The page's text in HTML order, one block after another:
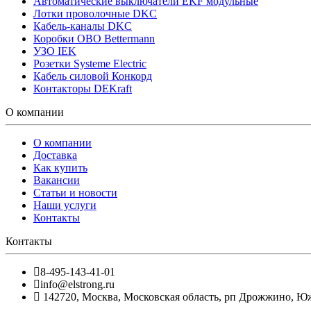
Лотки проволочные DKC
Кабель-каналы DKC
Коробки OBO Bettermann
УЗО IEK
Розетки Systeme Electric
Кабель силовой Конкорд
Контакторы DEKraft
О компании
О компании
Доставка
Как купить
Вакансии
Статьи и новости
Наши услуги
Контакты
Контакты
8-495-143-41-01
info@elstrong.ru
142720, Москва, Московская область, рп Дрожжино,